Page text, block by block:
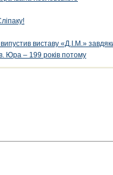
виставу «Д.І.М.»
Юра – 199 років потому